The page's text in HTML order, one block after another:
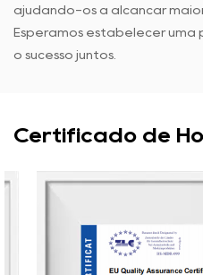
ajudando-os a alcançar
Esperamos estabelecer uma
o sucesso juntos.
Certificado de